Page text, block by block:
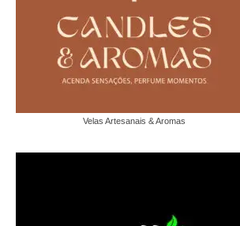
Velas Artesanais & Aromas